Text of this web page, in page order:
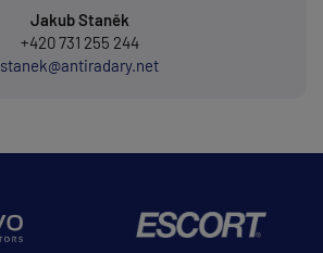
Jakub Staněk
+420 731 255 244
stanek@antiradary.net